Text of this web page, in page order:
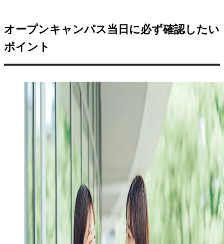
オープンキャンパス当日に必ず確認したい
ポイント